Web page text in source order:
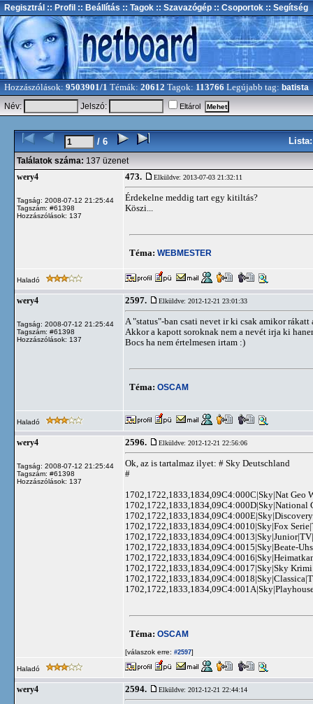
Regisztrál :: Profil :: Beállítás :: Tagok :: Szavazógép :: Csoportok :: Segítség
Hozzászólások: 9503901/1 Témák: 20612 Tagok: 113766 Legújabb tag: batista
Név:
Jelszó: Eltárol
/ 6
Találatok száma: 137 üzenet
wery4
Tagság: 2008-07-12 21:25:44
Tagszám: #61398
Hozzászólások: 137
473. Elküldve: 2013-07-03 21:32:11
Érdekelne meddig tart egy kitiltás?
Köszi...
Téma: WEBMESTER
Haladó
wery4
Tagság: 2008-07-12 21:25:44
Tagszám: #61398
Hozzászólások: 137
2597. Elküldve: 2012-12-21 23:01:33
A "status"-ban csati nevet ir ki csak amikor
Akkor a kapott soroknak nem a nevét irja ki
Bocs ha nem értelmesen irtam :)
Téma: OSCAM
Haladó
wery4
Tagság: 2008-07-12 21:25:44
Tagszám: #61398
Hozzászólások: 137
2596. Elküldve: 2012-12-21 22:56:06
Ok, az is tartalmaz ilyet: # Sky Deutschland
#
1702,1722,1833,1834,09C4:000C|Sky|Nat Geo
1702,1722,1833,1834,09C4:000D|Sky|National
1702,1722,1833,1834,09C4:0010|Sky|Fox
1702,1722,1833,1834,09C4:0015|Sky|Beate-
1702,1722,1833,1834,09C4:0017|Sky|Sky
Téma: OSCAM
[válaszok erre: #2597]
Haladó
wery4 2594. Elküldve: 2012-12-21 22:44:14